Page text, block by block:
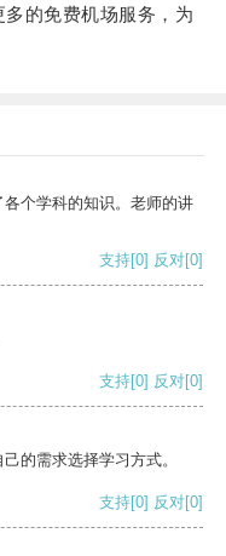
的免费机场服务，为
个学科的知识。老师的讲
支持[0] 反对[0]
支持[0] 反对[0]
的需求选择学习方式。
支持[0] 反对[0]